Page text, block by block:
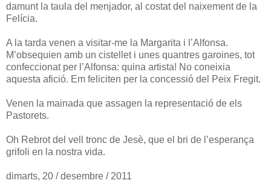
damunt la taula del menjador, al costat del naixement de la
Felícia.
A la tarda venen a visitar-me la Margarita i l’Alfonsa.
M’obsequien amb un cistellet i unes quantres garoines, tot
confeccionat per l’Alfonsa: quina artista! No coneixia
aquesta afició. Em feliciten per la concessió del Peix Fregit.
Venen la mainada que assagen la representació de els
Pastorets.
Oh Rebrot del vell tronc de Jesè, que el bri de l’esperança
grifoli en la nostra vida.
dimarts, 20 / desembre / 2011